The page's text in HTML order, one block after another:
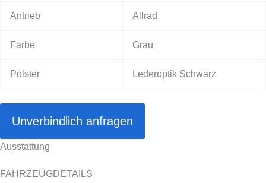
Antrieb Allrad
Farbe Grau
Polster Lederoptik Schwarz
Unverbindlich anfragen
Ausstattung
FAHRZEUGDETAILS